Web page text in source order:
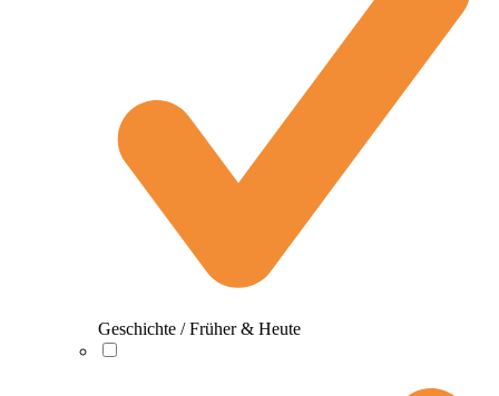
Geschichte / Früher & Heute